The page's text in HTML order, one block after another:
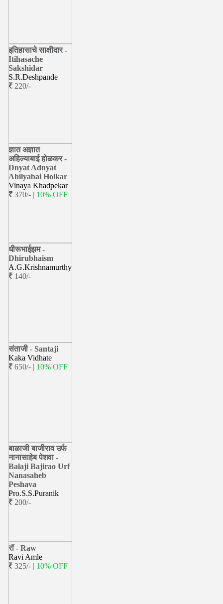
इतिहासाचे साक्षीदार -
Itihasache
Sakshidar
S.R.Deshpande
220/-
ज्ञात अज्ञात
अहिल्याबाई होळकर -
Dnyat Adnyat
Ahilyabai Holkar
Vinaya Khadpekar
370/- | 10% OFF
धीरूभाईझम -
Dhirubhaism
A.G.Krishnamurthy
140/-
संताजी - Santaji
Kaka Vidhate
650/- | 10% OFF
बाळाजी बाजीराव उर्फ
नानासाहेब पेशवा -
Balaji Bajirao Urf
Nanasaheb
Peshava
Pro.S.S.Puranik
200/-
रॉ - Raw
Ravi Amle
325/- | 10% OFF